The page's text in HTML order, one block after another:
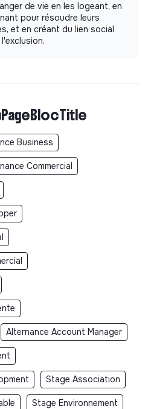
de vie en les logeant, en
pour résoudre leurs
et en créant du lien social
Business
Commercial
Alternance Account Manager
Stage Association
Stage Environnement